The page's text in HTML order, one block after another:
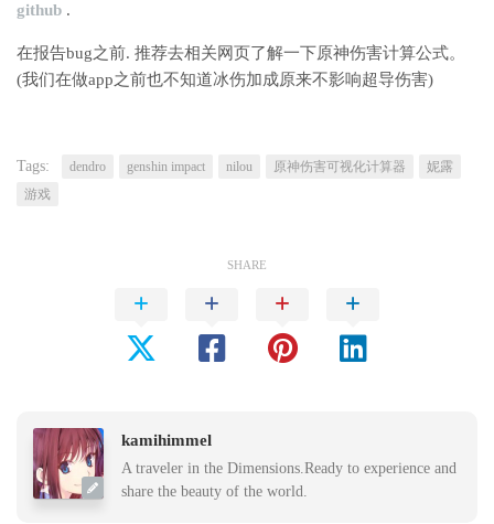
github .
在报告bug之前. 推荐去相关网页了解一下原神伤害计算公式。
(我们在做app之前也不知道冰伤加成原来不影响超导伤害)
Tags: dendro genshin impact nilou 原神伤害可视化计算器
妮露
游戏
SHARE
kamihimmel
A traveler in the Dimensions.Ready to experience and
share the beauty of the world.